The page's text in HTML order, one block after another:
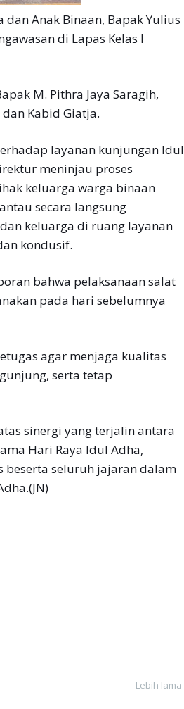
dan Anak Binaan, Bapak Yulius
di Lapas Kelas I
M. Pithra Jaya Saragih,
Kabid Giatja.
layanan kunjungan Idul
meninjau proses
keluarga warga binaan
secara langsung
keluarga di ruang layanan
kondusif.
bahwa pelaksanaan salat
pada hari sebelumnya
agar menjaga kualitas
serta tetap
sinergi yang terjalin antara
Hari Raya Idul Adha,
beserta seluruh jajaran dalam
Lebih lama